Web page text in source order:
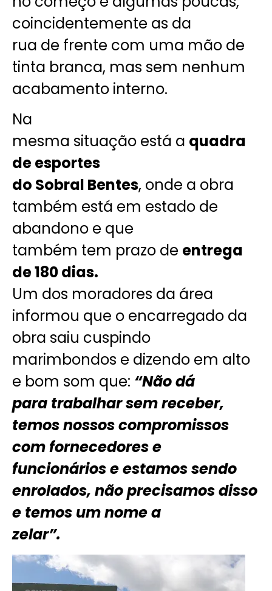
coincidentemente as da
rua de frente com uma mão de
tinta branca, mas sem nenhum
acabamento interno.
Na
mesma situação está a quadra
de esportes
do Sobral Bentes, onde a obra
também está em estado de
abandono e que
também tem prazo de entrega
de 180 dias.
Um dos moradores da área
informou que o encarregado da
obra saiu cuspindo
marimbondos e dizendo em alto
e bom som que: “Não dá
para trabalhar sem receber,
temos nossos compromissos
com fornecedores e
funcionários e estamos sendo
enrolados, não precisamos disso
e temos um nome a
zelar”.